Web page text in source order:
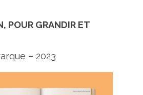
POUR GRANDIR ET
– 2023